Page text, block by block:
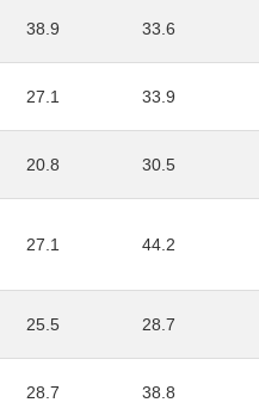
38.9 33.6
27.1 33.9
20.8 30.5
27.1 44.2
25.5 28.7
28.7 38.8